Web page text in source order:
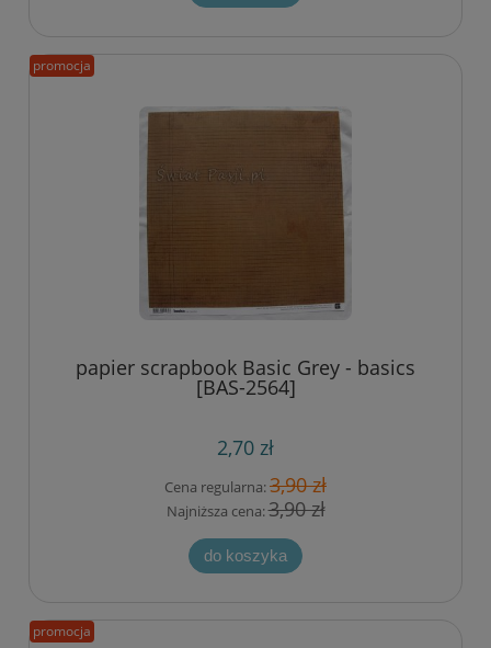
papier scrapbook Basic Grey - basics
[BAS-2564]
2,70 zł
Cena regularna:3,90 zł
Najniższa cena:3,90 zł
do koszyka
promocja
promocja